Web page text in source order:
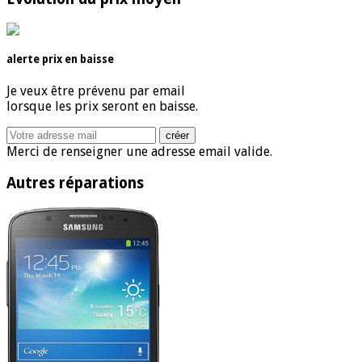
alerte prix en baisse
Je veux être prévenu par email
lorsque les prix seront en baisse.
Merci de renseigner une adresse email valide.
Autres réparations